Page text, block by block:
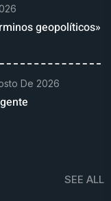
geopolíticos»
De 2026
SEE ALL